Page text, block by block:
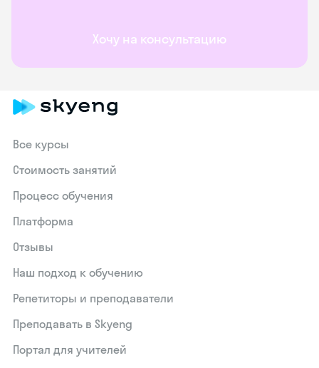
Хочу на консультацию
Все курсы
Стоимость занятий
Процесс обучения
Платформа
Отзывы
Наш подход к обучению
Репетиторы и преподаватели
Преподавать в Skyeng
Портал для учителей